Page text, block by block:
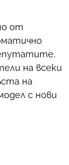
от
на всеки
на
с нови